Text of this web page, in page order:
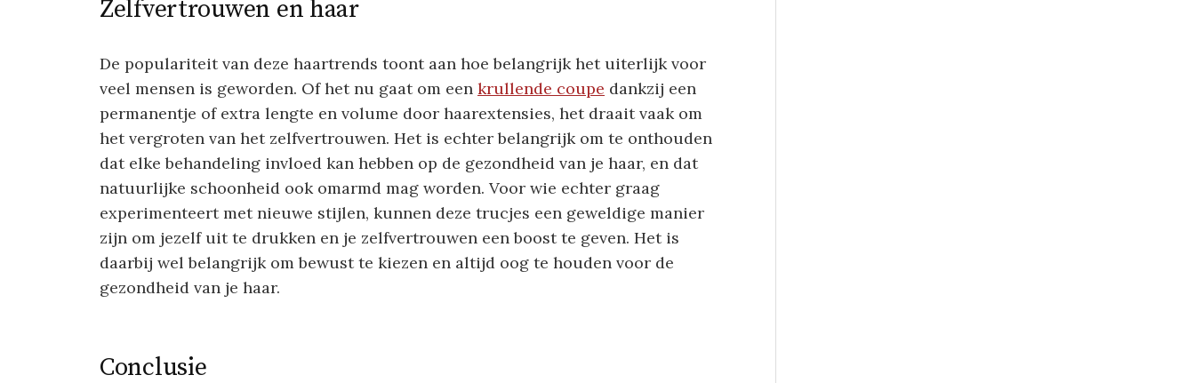
Zelfvertrouwen en haar
De populariteit van deze haartrends toont aan hoe belangrijk het uiterlijk voor
veel mensen is geworden. Of het nu gaat om een krullende coupe dankzij een
permanentje of extra lengte en volume door haarextensies, het draait vaak om
het vergroten van het zelfvertrouwen. Het is echter belangrijk om te onthouden
dat elke behandeling invloed kan hebben op de gezondheid van je haar, en dat
natuurlijke schoonheid ook omarmd mag worden. Voor wie echter graag
experimenteert met nieuwe stijlen, kunnen deze trucjes een geweldige manier
zijn om jezelf uit te drukken en je zelfvertrouwen een boost te geven. Het is
daarbij wel belangrijk om bewust te kiezen en altijd oog te houden voor de
gezondheid van je haar.
Conclusie